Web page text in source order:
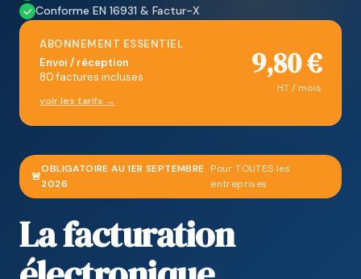
🚨
OBLIGATOIRE AU 1ER SEPTEMBRE
2026
Pour TOUTES les
entreprises
La facturation
Conforme EN 16931 & Factur-X
ABONNEMENT ESSENTIEL
Envoi / réception
80 factures incluses
voir les tarifs →
9,80 €
HT / mois